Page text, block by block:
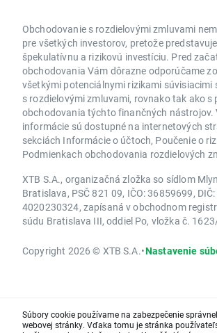
Obchodovanie s rozdielovými zmluvami
pre všetkých investorov, pretože
špekulatívnu a rizikovú investíciu. Pred
obchodovania Vám dôrazne odporúčame
všetkými potenciálnymi rizikami súvisiacimi
s rozdielovými zmluvami, rovnako tak ako s
obchodovania týchto finančných nástrojov.
informácie sú dostupné na internetových
sekciách Informácie o účtoch, Poučenie o
Podmienkach obchodovania rozdielových
XTB S.A., organizačná zložka so sídlom
Bratislava, PSČ 821 09, IČO: 36859699, DIČ:
4020230324, zapísaná v obchodnom
súdu Bratislava III, oddiel Po, vložka č.
Copyright 2026 © XTB S.A.•Nastavenie
Súbory cookie používame na zabezpečenie
webovej stránky. Vďaka tomu je stránka